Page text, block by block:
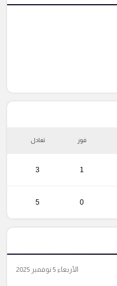
فوز تعادل
1
3
0
5
الأربعاء 5 نوفمبر 2025